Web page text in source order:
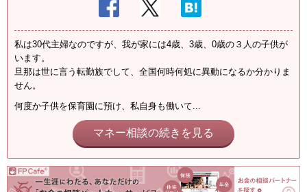
私は30代主婦なのですが、我が家には4歳、3歳、0歳の３人の子供が
います。
旦那は世に言う転勤族でして、全国何時何処に異動になるか分かりま
せん。
何度か子供を保育園に預け、私自身も働いて...
マネー相談の続きを見る